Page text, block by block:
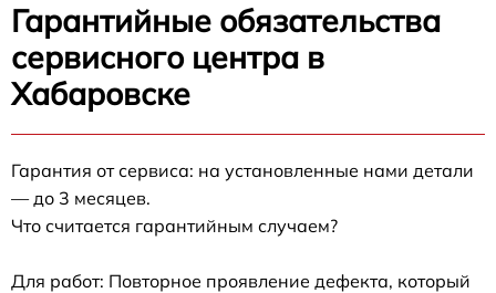
Гарантийные обязательства
сервисного центра в
Хабаровске
Гарантия от сервиса: на установленные нами детали
— до 3 месяцев.
Что считается гарантийным случаем?
Для работ: Повторное проявление дефекта, который